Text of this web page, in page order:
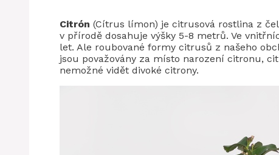
Citrón (Cítrus límon) je citrusová rostlina z
v přírodě dosahuje výšky 5-8 metrů. Ve
let. Ale roubované formy citrusů z našeho
jsou považovány za místo narození citronu,
nemožné vidět divoké citrony.